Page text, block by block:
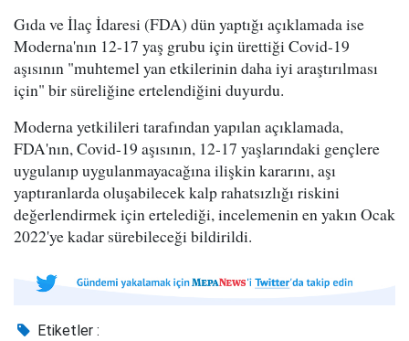
Gıda ve İlaç İdaresi (FDA) dün yaptığı açıklamada ise
Moderna'nın 12-17 yaş grubu için ürettiği Covid-19
aşısının "muhtemel yan etkilerinin daha iyi araştırılması
için" bir süreliğine ertelendiğini duyurdu.
Moderna yetkilileri tarafından yapılan açıklamada,
FDA'nın, Covid-19 aşısının, 12-17 yaşlarındaki gençlere
uygulanıp uygulanmayacağına ilişkin kararını, aşı
yaptıranlarda oluşabilecek kalp rahatsızlığı riskini
değerlendirmek için ertelediği, incelemenin en yakın Ocak
2022'ye kadar sürebileceği bildirildi.
Etiketler :